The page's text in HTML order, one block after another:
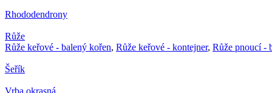
Rhododendrony
Růže
Růže keřové - balený kořen, Růže keřové - kontejner, Růže pnoucí -
Šeřík
Vrba okrasná